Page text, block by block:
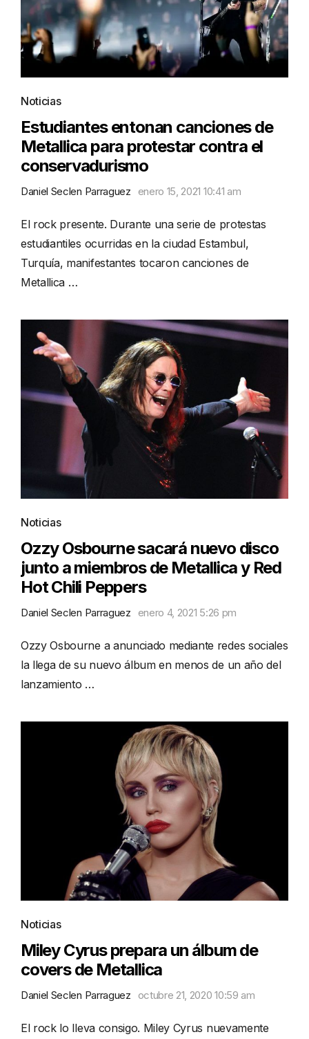
Noticias
Estudiantes entonan canciones de
Metallica para protestar contra el
conservadurismo
Daniel Seclen Parraguez enero 15, 2021 10:41 am
El rock presente. Durante una serie de protestas
estudiantiles ocurridas en la ciudad Estambul,
Turquía, manifestantes tocaron canciones de
Metallica …
Noticias
Ozzy Osbourne sacará nuevo disco
junto a miembros de Metallica y Red
Hot Chili Peppers
Daniel Seclen Parraguez enero 4, 2021 5:26 pm
Ozzy Osbourne a anunciado mediante redes sociales
la llega de su nuevo álbum en menos de un año del
lanzamiento …
Noticias
Miley Cyrus prepara un álbum de
covers de Metallica
Daniel Seclen Parraguez octubre 21, 2020 10:59 am
El rock lo lleva consigo. Miley Cyrus nuevamente